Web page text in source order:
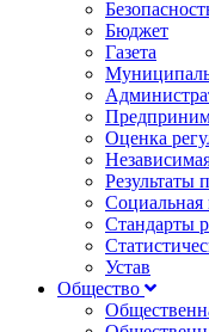
Бюджет
Газета
Оценка
Результаты
Социальная
Стандарты
Устав
Общество